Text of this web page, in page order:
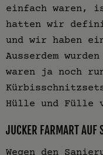
einfach waren,
hatten wir
und wir haben
Ausserdem
waren ja noch
Hülle und Fülle
JUCKER FARMART AUF
Wegen den